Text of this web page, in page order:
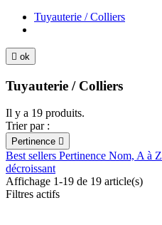
Tuyauterie / Colliers
 ok
Tuyauterie / Colliers
Il y a 19 produits.
Trier par :
Pertinence 
Best sellers Pertinence Nom, A à Z
décroissant
Affichage 1-19 de 19 article(s)
Filtres actifs